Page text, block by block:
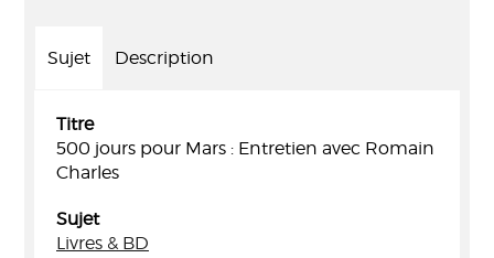
Sujet Description
Titre
500 jours pour Mars : Entretien avec Romain
Charles
Sujet
Livres & BD